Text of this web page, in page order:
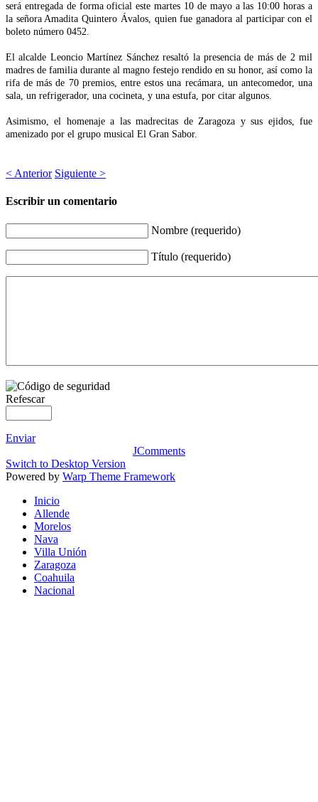
será entregada de forma oficial este martes 10 de mayo a las 10:00 horas a
la señora Amadita Quintero Ávalos, quien fue ganadora al participar con el
boleto número 0452.
El alcalde Leoncio Martínez Sánchez resaltó la presencia de más de 2 mil
madres de familia durante al magno festejo rendido en su honor, así como la
rifa de más de 70 premios, entre estos una recámara, un antecomedor, una
sala, un refrigerador, una cocineta, y una estufa, por citar algunos.
Asimismo, el homenaje a las madrecitas de Zaragoza y sus ejidos, fue
amenizado por el grupo musical El Gran Sabor.
< Anterior Siguiente >
Escribir un comentario
Nombre (requerido)
Título (requerido)
Refescar
Enviar
JComments
Switch to Desktop Version
Powered by Warp Theme Framework
Inicio
Allende
Morelos
Nava
Villa Unión
Zaragoza
Coahuila
Nacional